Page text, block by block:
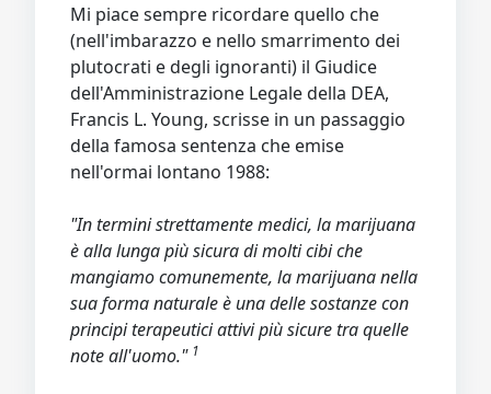
Mi piace sempre ricordare quello che
(nell'imbarazzo e nello smarrimento dei
plutocrati e degli ignoranti) il Giudice
dell'Amministrazione Legale della DEA,
Francis L. Young, scrisse in un passaggio
della famosa sentenza che emise
nell'ormai lontano 1988:
"In termini strettamente medici, la marijuana
è alla lunga più sicura di molti cibi che
mangiamo comunemente, la marijuana nella
sua forma naturale è una delle sostanze con
principi terapeutici attivi più sicure tra quelle
note all'uomo." 1